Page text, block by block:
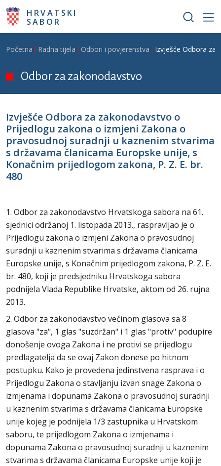
Skoči na glavni sadržaj
HRVATSKI
SABOR
Breadcrumb
Početna Radna tijela Odbori i povjerenstva Izvješće Odbora za
Odbor za zakonodavstvo
Izvješće Odbora za zakonodavstvo o
Prijedlogu zakona o izmjeni Zakona o
pravosudnoj suradnji u kaznenim stvarima
s državama članicama Europske unije, s
Konačnim prijedlogom zakona, P. Z. E. br.
480
1. Odbor za zakonodavstvo Hrvatskoga sabora na 61.
sjednici održanoj 1. listopada 2013., raspravljao je o
Prijedlogu zakona o izmjeni Zakona o pravosudnoj
suradnji u kaznenim stvarima s državama članicama
Europske unije, s Konačnim prijedlogom zakona, P. Z. E.
br. 480, koji je predsjedniku Hrvatskoga sabora
podnijela Vlada Republike Hrvatske, aktom od 26. rujna
2013.
2. Odbor za zakonodavstvo većinom glasova sa 8
glasova "za", 1 glas "suzdržan" i 1 glas "protiv" podupire
donošenje ovoga Zakona i ne protivi se prijedlogu
predlagatelja da se ovaj Zakon donese po hitnom
postupku. Kako je provedena jedinstvena rasprava i o
Prijedlogu Zakona o stavljanju izvan snage Zakona o
izmjenama i dopunama Zakona o pravosudnoj suradnji
u kaznenim stvarima s državama članicama Europske
unije kojeg je podnijela 1/3 zastupnika u Hrvatskom
saboru, te prijedlogom Zakona o izmjenama i
dopunama Zakona o pravosudnoj suradnji u kaznenim
stvarima s državama članicama Europske unije koji je